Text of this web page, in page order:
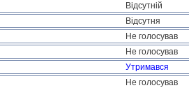
Відсутній
Відсутня
Не голосував
Не голосував
Утримався
Не голосував